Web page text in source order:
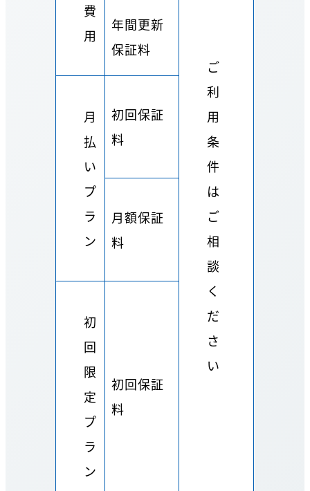
費
用
ご
利
用
条
件
は
ご
相
談
く
だ
さ
い
年間更新
保証料
月
払
い
プ
ラ
ン
初回保証
料
月額保証
料
初
回
限
定
プ
ラ
ン
初回保証
料